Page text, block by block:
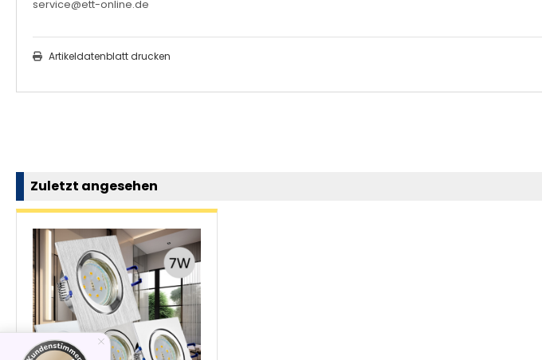
service@ett-online.de
Artikeldatenblatt drucken
Zuletzt angesehen